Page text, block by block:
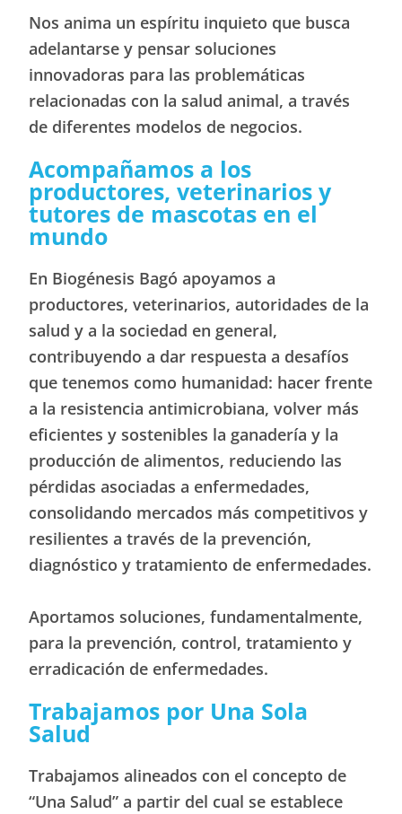
Nos anima un espíritu inquieto que busca
adelantarse y pensar soluciones
innovadoras para las problemáticas
relacionadas con la salud animal, a través
de diferentes modelos de negocios.
Acompañamos a los
productores, veterinarios y
tutores de mascotas en el
mundo
En Biogénesis Bagó apoyamos a
productores, veterinarios, autoridades de la
salud y a la sociedad en general,
contribuyendo a dar respuesta a desafíos
que tenemos como humanidad: hacer frente
a la resistencia antimicrobiana, volver más
eficientes y sostenibles la ganadería y la
producción de alimentos, reduciendo las
pérdidas asociadas a enfermedades,
consolidando mercados más competitivos y
resilientes a través de la prevención,
diagnóstico y tratamiento de enfermedades.
Aportamos soluciones, fundamentalmente,
para la prevención, control, tratamiento y
erradicación de enfermedades.
Trabajamos por Una Sola
Salud
Trabajamos alineados con el concepto de
“Una Salud” a partir del cual se establece